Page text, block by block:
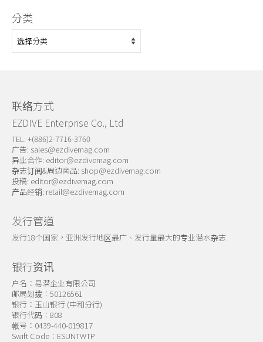
分类
分
类
联络方式
EZDIVE Enterprise Co., Ltd
TEL: +(886)2-7716-3760
广告: sales@ezdivemag.com
异业合作: editor@ezdivemag.com
杂志订阅&周边商品: shop@ezdivemag.com
投稿: editor@ezdivemag.com
产品经销: retail@ezdivemag.com
发行管道
发行18个国家，亚洲发行地区最广、发行量最大的专业潜水杂志
银行资讯
户名：易潜企业有限公司
邮局划拨：50126561
银行：玉山银行 (中和分行)
银行代码：808
帐号：0439-440-019817
Swift Code：ESUNTWTP